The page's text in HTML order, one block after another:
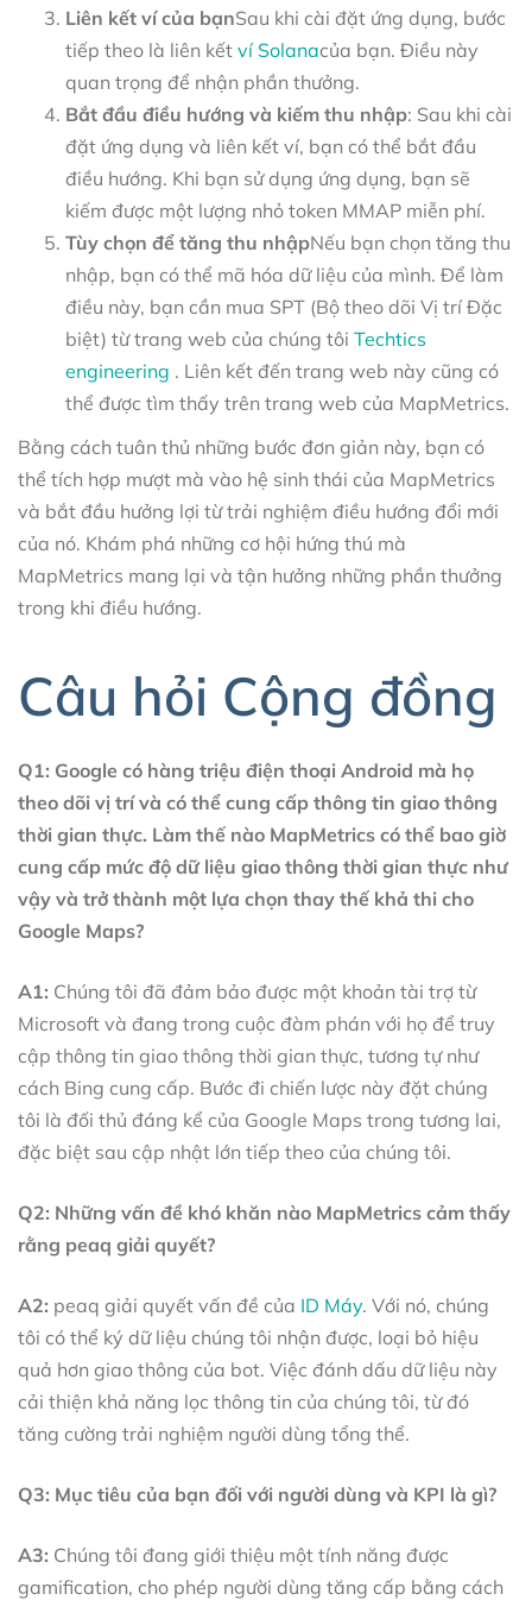
Liên kết ví của bạnSau khi cài đặt ứng dụng, bước
tiếp theo là liên kết ví Solanacủa bạn. Điều này
quan trọng để nhận phần thưởng.
Bắt đầu điều hướng và kiếm thu nhập: Sau khi cài
đặt ứng dụng và liên kết ví, bạn có thể bắt đầu
điều hướng. Khi bạn sử dụng ứng dụng, bạn sẽ
kiếm được một lượng nhỏ token MMAP miễn phí.
Tùy chọn để tăng thu nhậpNếu bạn chọn tăng thu
nhập, bạn có thể mã hóa dữ liệu của mình. Để làm
điều này, bạn cần mua SPT (Bộ theo dõi Vị trí Đặc
biệt) từ trang web của chúng tôi Techtics
engineering . Liên kết đến trang web này cũng có
thể được tìm thấy trên trang web của MapMetrics.
Bằng cách tuân thủ những bước đơn giản này, bạn có
thể tích hợp mượt mà vào hệ sinh thái của MapMetrics
và bắt đầu hưởng lợi từ trải nghiệm điều hướng đổi mới
của nó. Khám phá những cơ hội hứng thú mà
MapMetrics mang lại và tận hưởng những phần thưởng
trong khi điều hướng.
Câu hỏi Cộng đồng
Q1: Google có hàng triệu điện thoại Android mà họ
theo dõi vị trí và có thể cung cấp thông tin giao thông
thời gian thực. Làm thế nào MapMetrics có thể bao giờ
cung cấp mức độ dữ liệu giao thông thời gian thực như
vậy và trở thành một lựa chọn thay thế khả thi cho
Google Maps?
A1: Chúng tôi đã đảm bảo được một khoản tài trợ từ
Microsoft và đang trong cuộc đàm phán với họ để truy
cập thông tin giao thông thời gian thực, tương tự như
cách Bing cung cấp. Bước đi chiến lược này đặt chúng
tôi là đối thủ đáng kể của Google Maps trong tương lai,
đặc biệt sau cập nhật lớn tiếp theo của chúng tôi.
Q2: Những vấn đề khó khăn nào MapMetrics cảm thấy
rằng peaq giải quyết?
A2: peaq giải quyết vấn đề của ID Máy. Với nó, chúng
tôi có thể ký dữ liệu chúng tôi nhận được, loại bỏ hiệu
quả hơn giao thông của bot. Việc đánh dấu dữ liệu này
cải thiện khả năng lọc thông tin của chúng tôi, từ đó
tăng cường trải nghiệm người dùng tổng thể.
Q3: Mục tiêu của bạn đối với người dùng và KPI là gì?
A3: Chúng tôi đang giới thiệu một tính năng được
gamification, cho phép người dùng tăng cấp bằng cách